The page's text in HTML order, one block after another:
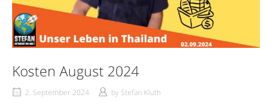
Kosten August 2024
2. September 2024 by Stefan Kluth